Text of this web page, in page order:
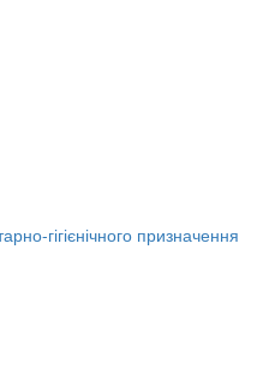
гігієнічного призначення